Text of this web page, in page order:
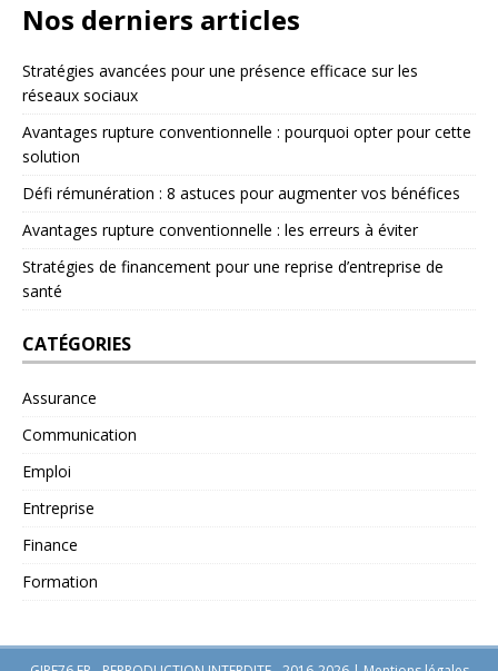
Nos derniers articles
Stratégies avancées pour une présence efficace sur les
réseaux sociaux
Avantages rupture conventionnelle : pourquoi opter pour cette
solution
Défi rémunération : 8 astuces pour augmenter vos bénéfices
Avantages rupture conventionnelle : les erreurs à éviter
Stratégies de financement pour une reprise d’entreprise de
santé
CATÉGORIES
Assurance
Communication
Emploi
Entreprise
Finance
Formation